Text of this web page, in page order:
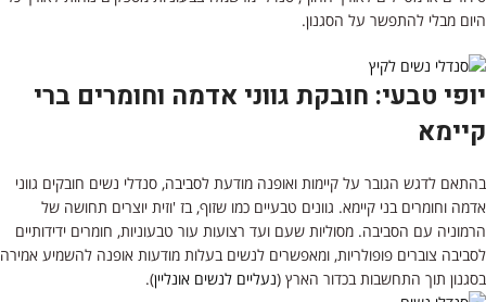
היום מבלי להתפשר על הסגנון.
יופי טבעי: חובקת גווני אדמה וחומרים ברי
קיימא
בהתאם לדגש הגובר על קיימות ואופנה מודעת לסביבה, סנדלי נשים חובקים גווני
אדמה וחומרים בני קיימא. גוונים טבעיים כמו שזוף, בז 'וזית יוצרים תחושה של
הרמוניה עם הסביבה. מסוליות שעם ועד רצועות עור טבעוניות, חומרים ידידותיים
לסביבה צוברים פופולריות, ומאפשרים לנשים בעלות מודעות אופנה להשמיע אמירה
בסגנון תוך התחשבות בכדור הארץ (נעליים לנשים אונליין).